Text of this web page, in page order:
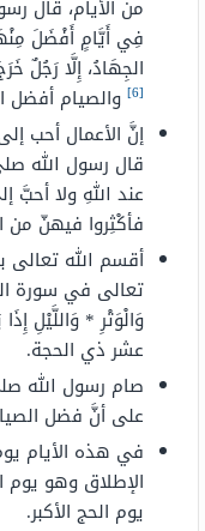
من الأيام، قال
فِي أَيَّامٍ أَفْضَلَ
الجِهَادُ، إِلَّا رَجُلٌ
[6]
والصيام أفضل
إنَّ الأعمال أحب
قال رسول الله
عند اللهِ ولا أحبَّ
فأكْثِروا فيهنّ من
أقسم الله تعالى
تعالى في سورة
وَالْوَتْرِ * وَاللَّيْلِ
عشر ذي الحجة.
صام رسول الله
على أنَّ فضل
في هذه الأيام
الإطلاق وهو يوم
يوم الحج الأكبر.